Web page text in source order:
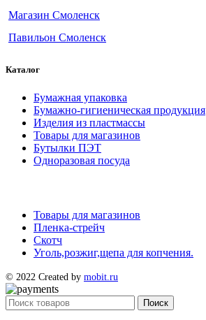
Магазин Смоленск
Павильон Смоленск
Каталог
Бумажная упаковка
Бумажно-гигиеническая продукция
Изделия из пластмассы
Товары для магазинов
Бутылки ПЭТ
Одноразовая посуда
Товары для магазинов
Пленка-стрейч
Скотч
Уголь,розжиг,щепа для копчения.
© 2022 Created by mobit.ru
Поиск